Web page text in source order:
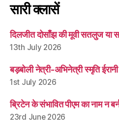
सारी क्लासें
दिलजीत दोसाँझ की मूवी सतलुज या
13th July 2026
बड़बोली नेत्री-अभिनेत्री स्मृति ईरानी
1st July 2026
ब्रिटेन के संभावित पीएम का नाम न
23rd June 2026